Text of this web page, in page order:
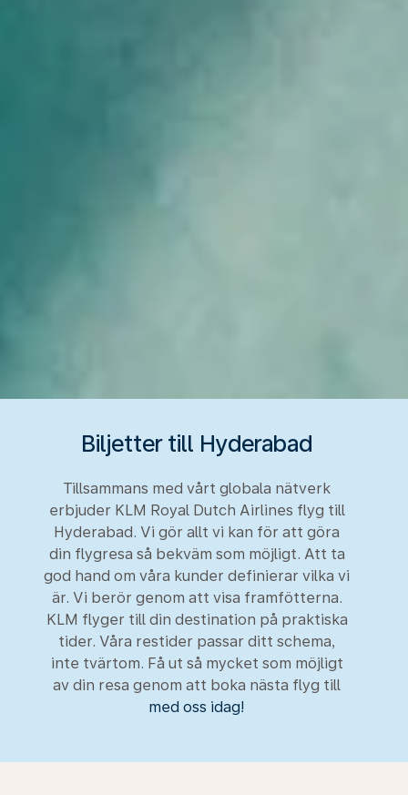
Biljetter till Hyderabad
Tillsammans med vårt globala nätverk
erbjuder KLM Royal Dutch Airlines flyg till
Hyderabad. Vi gör allt vi kan för att göra
din flygresa så bekväm som möjligt. Att ta
god hand om våra kunder definierar vilka vi
är. Vi berör genom att visa framfötterna.
KLM flyger till din destination på praktiska
tider. Våra restider passar ditt schema,
inte tvärtom. Få ut så mycket som möjligt
av din resa genom att boka nästa flyg till
med oss idag!